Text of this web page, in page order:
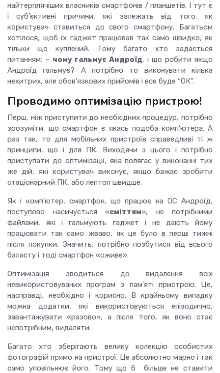
найтерплячіших власників смартфонів / планшетів. І тут є
і суб’єктивні причини, які залежать від того, як
користувач ставиться до свого смартфону. Багатьом
хотілося, щоб їх гаджет працював так само швидко, як
тільки що куплений. Тому багато хто задається
питанням: – чому гальмує Андроїд, і що робити якщо
Андроїд гальмує? А потрібно то виконувати кілька
нехитрих, але обов’язкових прийомів і все буде “ОК”.
Проводимо оптимізацію пристрою!
Перш, ніж приступити до необхідних процедур, потрібно
зрозуміти, що смартфон є якась подоба комп’ютера. А
раз так, то для мобільних пристроїв справедливі ті ж
принципи, що і для ПК. Виходячи з цього і потрібно
приступати до оптимізації, яка полягає у виконанні тих
же дій, які користувач виконує, якщо бажає зробити
стаціонарний ПК, або лептоп швидше.
Як і комп’ютер, смартфон, що працює на ОС Андроїд,
поступово насичується «сміттям», не потрібними
файлами, які і гальмують гаджет і не дають йому
працювати так само жваво, як це було в перші тижні
після покупки. Значить, потрібно позбутися від всього
баласту і тоді смартфон «оживе».
Оптимізація зводиться до видалення всіх
невикористовуваних програм з пам’яті пристрою. Це,
насправді, необхідно і корисно. В крайньому випадку
можна додатки, які використовуються епізодично,
завантажувати «разово», а після того, як воно стає
непотрібним, видаляти.
Багато хто зберігають велику колекцію особистих
фотографій прямо на пристрої. Це абсолютно марно і так
само уповільнює його. Тому що б більше не ставити